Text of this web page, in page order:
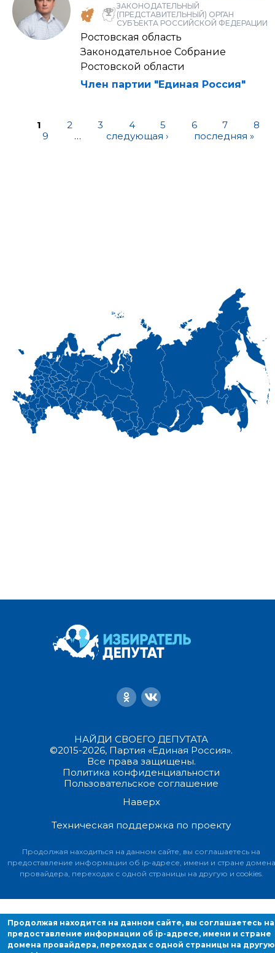
ЗАКОНОДАТЕЛЬНЫЙ
(ПРЕДСТАВИТЕЛЬНЫЙ) ОРГАН
СУБЪЕКТА РОССИЙСКОЙ ФЕДЕРАЦИИ
Ростовская область
Законодательное Собрание
Ростовской области
Член партии "Единая Россия"
1 2 3 4 5 6 7
8
9
… следующая › последняя »
НАЙДИ СВОЕГО ДЕПУТАТА
©2015-2026, Партия «Единая Россия».
Все права защищены.
Политика конфиденциальности
Пользовательское соглашение
Наверх
Техническая поддержка по проекту
Продолжая находиться на данном сайте, вы соглашаетесь на
предоставление информации об ip-адресе, имени и стране домена
провайдера, переходах с одной страницы на другую и cookies.
Продолжая находится на данном сайте, вы соглашаетесь на
предоставление информации об ip-адресе, имени и стране
домена провайдера, переходах с одной страницы на другую